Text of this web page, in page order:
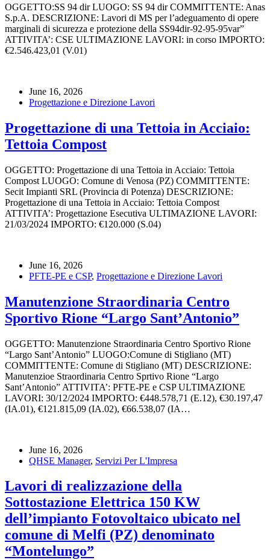
OGGETTO:SS 94 dir LUOGO: SS 94 dir COMMITTENTE: Anas
S.p.A. DESCRIZIONE: Lavori di MS per l’adeguamento di opere
marginali di sicurezza e protezione della SS94dir-92-95-95var”
ATTIVITA’: CSE ULTIMAZIONE LAVORI: in corso IMPORTO:
€2.546.423,01 (V.01)
June 16, 2026
Progettazione e Direzione Lavori
Progettazione di una Tettoia in Acciaio:
Tettoia Compost
OGGETTO: Progettazione di una Tettoia in Acciaio: Tettoia
Compost LUOGO: Comune di Venosa (PZ) COMMITTENTE:
Secit Impianti SRL (Provincia di Potenza) DESCRIZIONE:
Progettazione di una Tettoia in Acciaio: Tettoia Compost
ATTIVITA’: Progettazione Esecutiva ULTIMAZIONE LAVORI:
21/03/2024 IMPORTO: €120.000 (S.04)
June 16, 2026
PFTE-PE e CSP, Progettazione e Direzione Lavori
Manutenzione Straordinaria Centro
Sportivo Rione “Largo Sant’Antonio”
OGGETTO: Manutenzione Straordinaria Centro Sportivo Rione
“Largo Sant’Antonio” LUOGO:Comune di Stigliano (MT)
COMMITTENTE: Comune di Stigliano (MT) DESCRIZIONE:
Manutenzioe Straordinaria Centro Sprtivo Rione “Largo
Sant’Antonio” ATTIVITA’: PFTE-PE e CSP ULTIMAZIONE
LAVORI: 30/12/2024 IMPORTO: €448.578,71 (E.12), €30.197,47
(IA.01), €121.815,09 (IA.02), €66.538,07 (IA…
June 16, 2026
QHSE Manager, Servizi Per L'Impresa
Lavori di realizzazione della
Sottostazione Elettrica 150 KW
dell’impianto Fotovoltaico ubicato nel
comune di Melfi (PZ) denominato
“Montelungo”